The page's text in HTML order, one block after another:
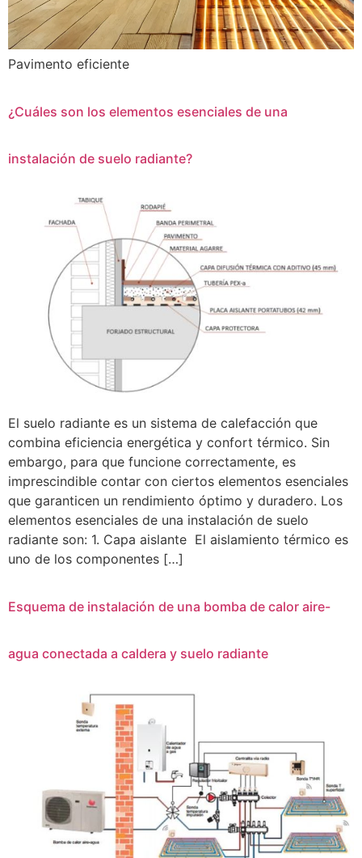
Pavimento eficiente
¿Cuáles son los elementos esenciales de una
instalación de suelo radiante?
El suelo radiante es un sistema de calefacción que
combina eficiencia energética y confort térmico. Sin
embargo, para que funcione correctamente, es
imprescindible contar con ciertos elementos esenciales
que garanticen un rendimiento óptimo y duradero. Los
elementos esenciales de una instalación de suelo
radiante son: 1. Capa aislante El aislamiento térmico es
uno de los componentes […]
Esquema de instalación de una bomba de calor aire-
agua conectada a caldera y suelo radiante